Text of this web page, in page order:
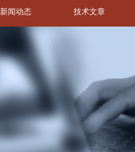
新闻动态 技术文章